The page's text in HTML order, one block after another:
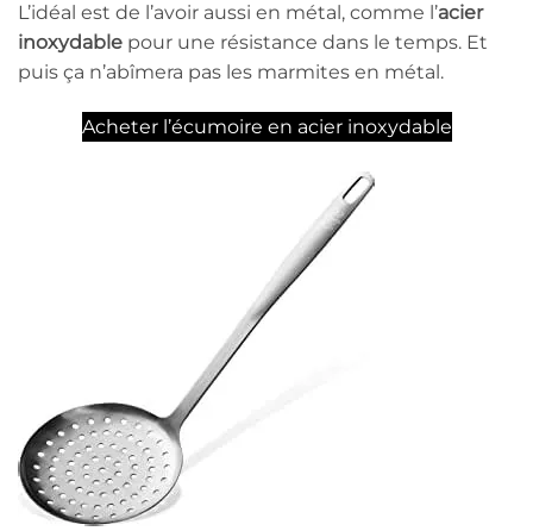
L’idéal est de l’avoir aussi en métal, comme l’acier
inoxydable pour une résistance dans le temps. Et
puis ça n’abîmera pas les marmites en métal.
Acheter l’écumoire en acier inoxydable